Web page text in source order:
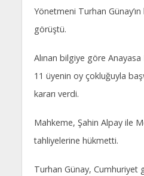
Yönetmeni Turhan
görüştü.
Alınan bilgiye göre Anayasa
11 üyenin oy çokluğuyla
kararı verdi.
Mahkeme, Şahin Alpay ile
tahliyelerine hükmetti.
Turhan Günay, Cumhuriyet